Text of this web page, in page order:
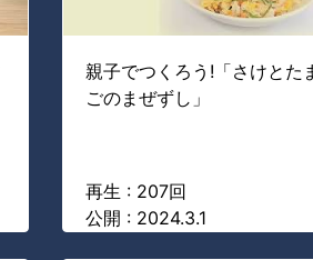
親子でつくろう!「さけとた
ごのまぜずし」
再生 : 207回
公開 : 2024.3.1